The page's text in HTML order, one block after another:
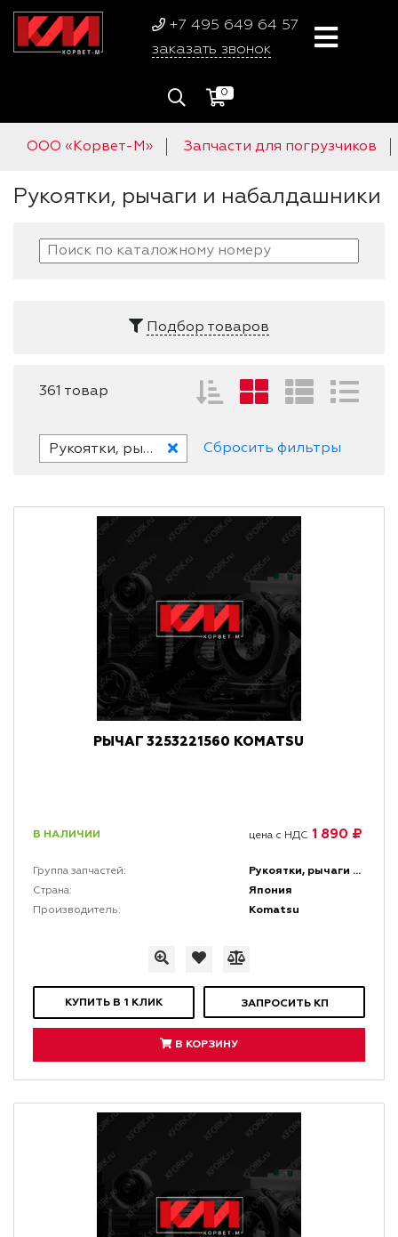
+7 495 649 64 57
заказать звонок
0
ООО «Корвет-М» Запчасти для погрузчиков
Рукоятки, рычаги и набалдашники
Подбор товаров
361 товар
Рукоятки, рычаги и набалдашники Сбросить фильтры
РЫЧАГ 3253221560 KOMATSU
В НАЛИЧИИ цена с НДС 1 890 ₽
Группа запчастей: Рукоятки, рычаги и набалдашники
Страна: Япония
Производитель: Komatsu
КУПИТЬ В 1 КЛИК ЗАПРОСИТЬ КП
В КОРЗИНУ